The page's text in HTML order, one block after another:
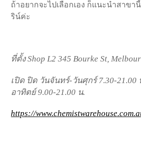
ถ้าอยากจะไปเลือกเอง ก็แนะนำสาขา
ริน์ค่ะ
ที่ตั้ง Shop L2 345 Bourke St,
เปิด ปิด วันจันทร์-วันศุกร์ 7.30-21.00
อาทิตย์ 9.00-21.00 น.
https://